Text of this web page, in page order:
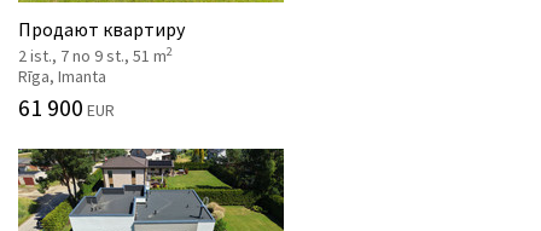
Продают квартиру
2 ist., 7 no 9 st., 51 m2
Rīga, Imanta
61 900 EUR